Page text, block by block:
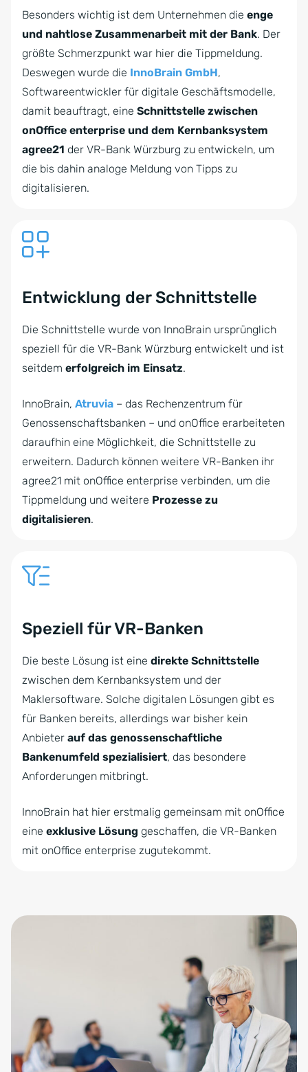
Besonders wichtig ist dem Unternehmen die enge
und nahtlose Zusammenarbeit mit der Bank. Der
größte Schmerzpunkt war hier die Tippmeldung.
Deswegen wurde die InnoBrain GmbH,
Softwareentwickler für digitale Geschäftsmodelle,
damit beauftragt, eine Schnittstelle zwischen
onOffice enterprise und dem Kernbanksystem
agree21 der VR-Bank Würzburg zu entwickeln, um
die bis dahin analoge Meldung von Tipps zu
digitalisieren.
Entwicklung der Schnittstelle
Die Schnittstelle wurde von InnoBrain ursprünglich
speziell für die VR-Bank Würzburg entwickelt und ist
seitdem erfolgreich im Einsatz.
InnoBrain, Atruvia – das Rechenzentrum für
Genossen­schafts­banken – und onOffice erarbeiteten
daraufhin eine Möglichkeit, die Schnittstelle zu
erweitern. Dadurch können weitere VR-Banken ihr
agree21 mit onOffice enterprise verbinden, um die
Tippmeldung und weitere Prozesse zu
digitalisieren.
Speziell für VR-Banken
Die beste Lösung ist eine direkte Schnittstelle
zwischen dem Kernbanksystem und der
Maklersoftware. Solche digitalen Lösungen gibt es
für Banken bereits, allerdings war bisher kein
Anbieter auf das genossenschaftliche
Bankenumfeld spezialisiert, das besondere
Anforderungen mitbringt.
InnoBrain hat hier erstmalig gemeinsam mit onOffice
eine exklusive Lösung geschaffen, die VR-Banken
mit onOffice enterprise zugutekommt.